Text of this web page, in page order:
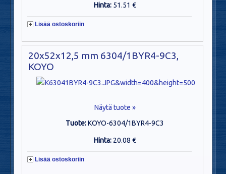
Hinta: 51.51 €
Lisää ostoskoriin
20x52x12,5 mm 6304/1BYR4-9C3,
KOYO
Näytä tuote »
Tuote:KOYO-6304/1BYR4-9C3
Hinta: 20.08 €
Lisää ostoskoriin